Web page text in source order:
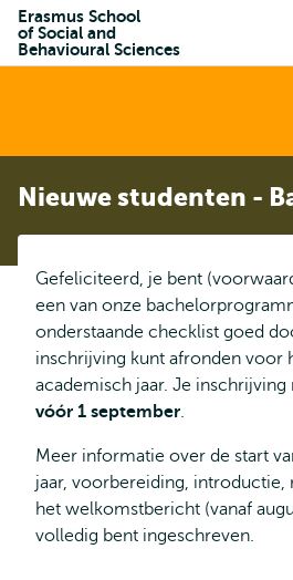
Erasmus School
of Social and
Behavioural Sciences
Nieuwe studenten -
Gefeliciteerd, je bent
een van onze
onderstaande checklist goed
inschrijving kunt afronden voor
academisch jaar. Je
vóór 1 september.
Meer informatie over de start
jaar, voorbereiding, introductie,
het welkomstbericht (vanaf
volledig bent ingeschreven.